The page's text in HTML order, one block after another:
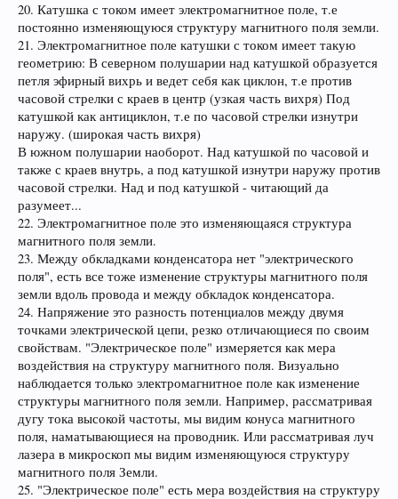
20. Катушка с током имеет электромагнитное поле, т.е
постоянно изменяющуюся структуру магнитного поля земли.
21. Электромагнитное поле катушки с током имеет такую
геометрию: В северном полушарии над катушкой образуется
петля эфирный вихрь и ведет себя как циклон, т.е против
часовой стрелки с краев в центр (узкая часть вихря) Под
катушкой как антициклон, т.е по часовой стрелки изнутри
наружу. (широкая часть вихря)
В южном полушарии наоборот. Над катушкой по часовой и
также с краев внутрь, а под катушкой изнутри наружу против
часовой стрелки. Над и под катушкой - читающий да
разумеет...
22. Электромагнитное поле это изменяющаяся структура
магнитного поля земли.
23. Между обкладками конденсатора нет "электрического
поля", есть все тоже изменение структуры магнитного поля
земли вдоль провода и между обкладок конденсатора.
24. Напряжение это разность потенциалов между двумя
точками электрической цепи, резко отличающиеся по своим
свойствам. "Электрическое поле" измеряется как мера
воздействия на структуру магнитного поля. Визуально
наблюдается только электромагнитное поле как изменение
структуры магнитного поля земли. Например, рассматривая
дугу тока высокой частоты, мы видим конуса магнитного
поля, наматывающиеся на проводник. Или рассматривая луч
лазера в микроскоп мы видим изменяющуюся структуру
магнитного поля Земли.
25. "Электрическое поле" есть мера воздействия на структуру